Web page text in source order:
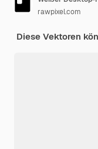
rawpixel.com
Diese Vektoren